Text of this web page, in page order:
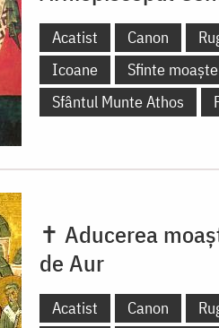
Acatist Canon
Icoane
Sfinte moaște
Sfântul Munte Athos
✝ Aducerea
de Aur
Acatist Canon